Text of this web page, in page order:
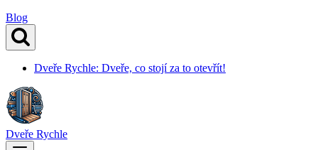
Blog
Dveře Rychle: Dveře, co stojí za to otevřít!
Dveře Rychle